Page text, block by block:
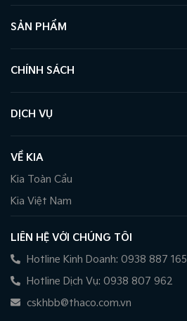
SẢN PHẨM
CHÍNH SÁCH
DỊCH VỤ
VỀ KIA
Kia Toàn Cầu
Kia Việt Nam
LIÊN HỆ VỚI CHÚNG TÔI
Hotline Kinh Doanh: 0938 887 165
Hotline Dịch Vụ: 0938 807 962
cskhbb@thaco.com.vn